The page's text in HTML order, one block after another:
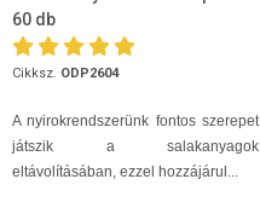
60 db
Cikksz. ODP2604
A nyirokrendszerünk fontos szerepet
játszik a salakanyagok
eltávolításában, ezzel hozzájárul...